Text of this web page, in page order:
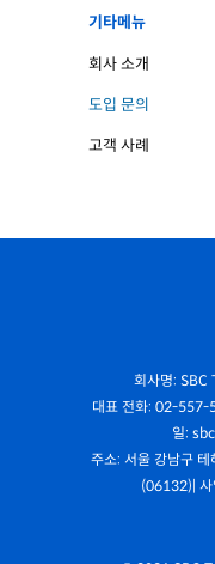
기타메뉴
회사 소개
도입 문의
고객 사례
회사명: SBC
대표 전화: 02-557-
일:
주소: 서울 강남구
(06132)|